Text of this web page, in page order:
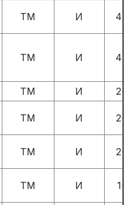
TM И
TM И
TM И
TM И
TM И
TM И